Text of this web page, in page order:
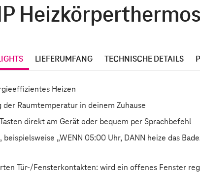
LIEFERUMFANG TECHNISCHE DETAILS
Heizen
Raumtemperatur in deinem Zuhause
direkt am Gerät oder bequem per Sprachbefehl
„WENN 05:00 Uhr, DANN heize das
Tür-/Fensterkontakten: wird ein offenes Fenster